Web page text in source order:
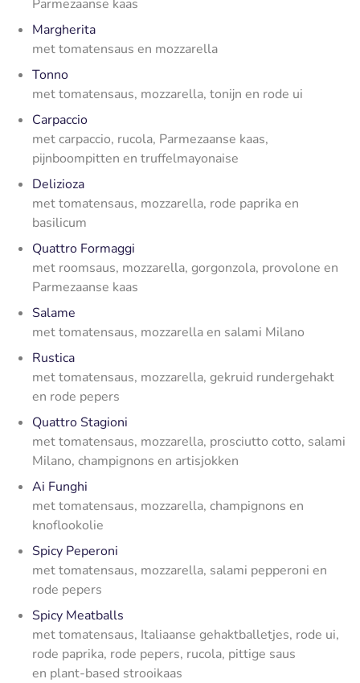
Parmezaanse kaas
Margherita
met tomatensaus en mozzarella
Tonno
met tomatensaus, mozzarella, tonijn en rode ui
Carpaccio
met carpaccio, rucola, Parmezaanse kaas,
pijnboompitten en truffelmayonaise
Delizioza
met tomatensaus, mozzarella, rode paprika en
basilicum
Quattro Formaggi
met roomsaus, mozzarella, gorgonzola, provolone en
Parmezaanse kaas
Salame
met tomatensaus, mozzarella en salami Milano
Rustica
met tomatensaus, mozzarella, gekruid rundergehakt
en rode pepers
Quattro Stagioni
met tomatensaus, mozzarella, prosciutto cotto, salami
Milano, champignons en artisjokken
Ai Funghi
met tomatensaus, mozzarella, champignons en
knoflookolie
Spicy Peperoni
met tomatensaus, mozzarella, salami pepperoni en
rode pepers
Spicy Meatballs
met tomatensaus, Italiaanse gehaktballetjes, rode ui,
rode paprika, rode pepers, rucola, pittige saus
en plant-based strooikaas